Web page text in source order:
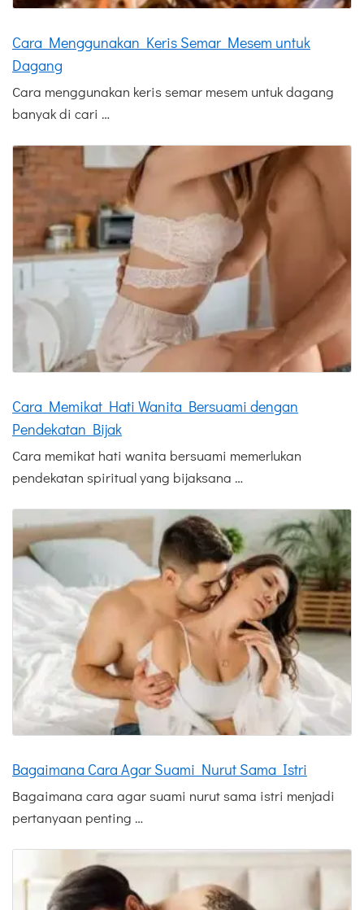
Cara Menggunakan Keris Semar Mesem untuk
Dagang
Cara menggunakan keris semar mesem untuk dagang
banyak di cari …
Cara Memikat Hati Wanita Bersuami dengan
Pendekatan Bijak
Cara memikat hati wanita bersuami memerlukan
pendekatan spiritual yang bijaksana …
Bagaimana Cara Agar Suami Nurut Sama Istri
Bagaimana cara agar suami nurut sama istri menjadi
pertanyaan penting …